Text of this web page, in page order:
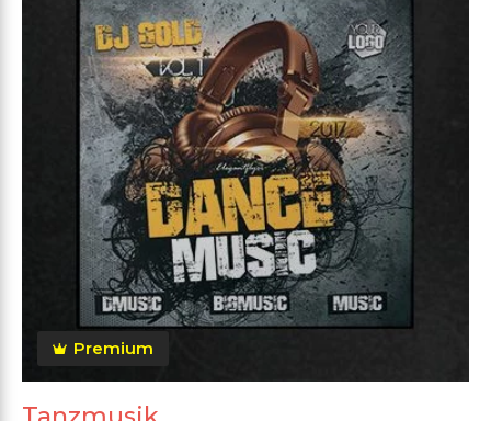
Premium